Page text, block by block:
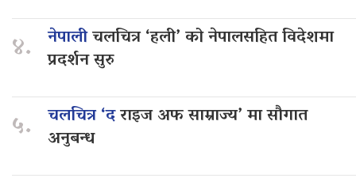
४. नेपालीचलचित्र ‘हली’ को नेपालसहित विदेशमा
प्रदर्शन सुरु
५. चलचित्र ‘दराइज अफ साम्राज्य’ मा सौगात
अनुबन्ध